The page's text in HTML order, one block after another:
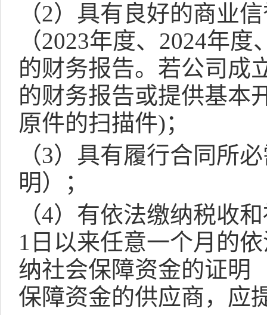
（2）具有良好的商业
（2023年度、 2024年度
的财务报告。若公司成
的财务报告或提供基本
原件的扫描件)；
（3）具有履行合同所
明）；
（4）有依法缴纳税收
1 日以来任意一个月的
纳社会保障资金的证明
保障资金的供应商，应